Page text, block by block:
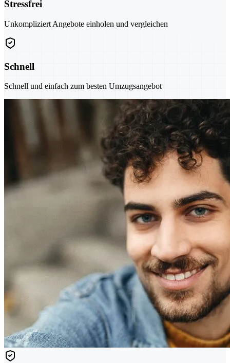
Stressfrei
Unkompliziert Angebote einholen und vergleichen
Schnell
Schnell und einfach zum besten Umzugsangebot